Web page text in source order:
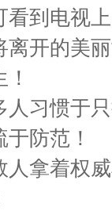
看到电视
离开的美
人习惯于
防范！
人拿着权